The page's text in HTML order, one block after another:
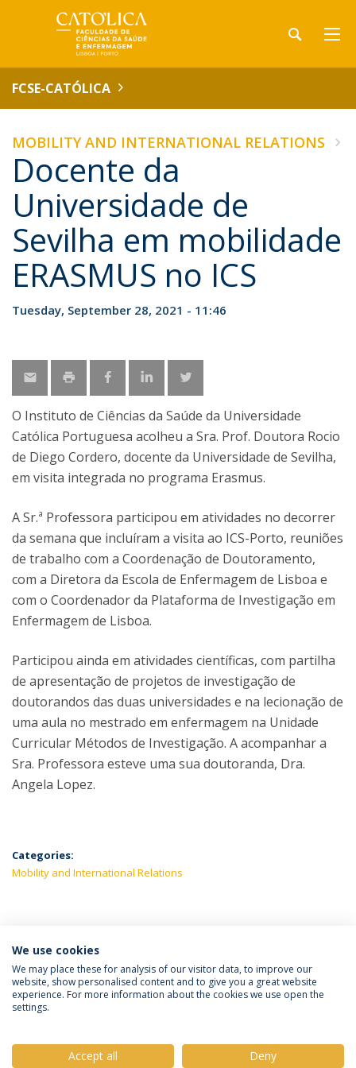
FCSE-CATÓLICA
MOBILITY AND INTERNATIONAL RELATIONS
Docente da
Universidade de
Sevilha em mobilidade
ERASMUS no ICS
Tuesday, September 28, 2021 - 11:46
O Instituto de Ciências da Saúde da Universidade
Católica Portuguesa acolheu a Sra. Prof. Doutora Rocio
de Diego Cordero, docente da Universidade de Sevilha,
em visita integrada no programa Erasmus.
A Sr.ª Professora participou em atividades no decorrer
da semana que incluíram a visita ao ICS-Porto, reuniões
de trabalho com a Coordenação de Doutoramento,
com a Diretora da Escola de Enfermagem de Lisboa e
com o Coordenador da Plataforma de Investigação em
Enfermagem de Lisboa.
Participou ainda em atividades científicas, com partilha
de apresentação de projetos de investigação de
doutorandos das duas universidades e na lecionação de
uma aula no mestrado em enfermagem na Unidade
Curricular Métodos de Investigação. A acompanhar a
Sra. Professora esteve uma sua doutoranda, Dra.
Angela Lopez.
Categories:
Mobility and International Relations
LATEST NEWS
Política de Privacidade
Termos e Condições
We use cookies
We may place these for analysis of our visitor data, to improve our
website, show personalised content and to give you a great website
experience. For more information about the cookies we use open the
settings.
Accept all Deny